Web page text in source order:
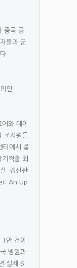
중국 공
들과 군
.
안
와 데이
조사원들
터에서 중
적출 최
: 갱신판
An Up
만 건이
병원과
실제 6